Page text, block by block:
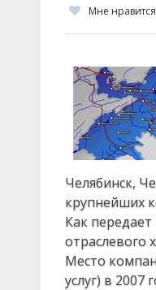
Мне нравится
Челябинск,
крупнейших
Как
отраслевого
Место
услуг) в 2007